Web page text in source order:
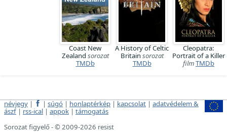
Coast New
Zealand sorozat
TMDb
A History of Celtic
Britain sorozat
TMDb
Cleopatra:
Portrait of a Killer
filmTMDb
névjegy | | súgó | honlaptérkép | kapcsolat | adatvédelem &
ászf | rss-ical | appok | támogatás
Sorozat figyelő - © 2009-2026 resist